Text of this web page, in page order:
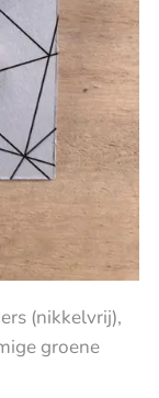
(nikkelvrij),
groene